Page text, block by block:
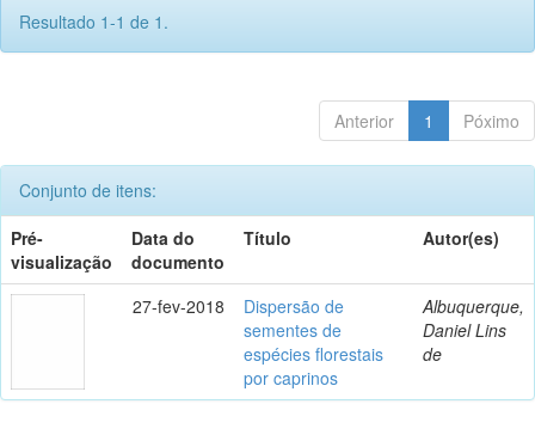
Resultado 1-1 de 1.
Anterior 1 Póximo
Conjunto de itens:
Pré-
visualização
Data do
documento
Título Autor(es)
27-fev-2018
Dispersão de
sementes de
espécies florestais
por caprinos
Albuquerque,
Daniel Lins
de